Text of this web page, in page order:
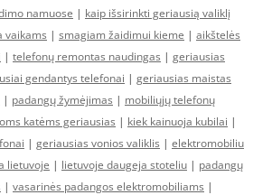
namuose | kaip išsirinkti geriausią valiklį
vaikams | smagiam žaidimui kieme | aikštelės
| telefonų remontas naudingas | geriausias
gendantys telefonai | geriausias maistas
| padangų žymėjimas | mobiliųjų telefonų
katėms geriausias | kiek kainuoja kubilai |
| geriausias vonios valiklis | elektromobiliu
lietuvoje | lietuvoje daugeja stoteliu | padangų
| vasarinės padangos elektromobiliams |